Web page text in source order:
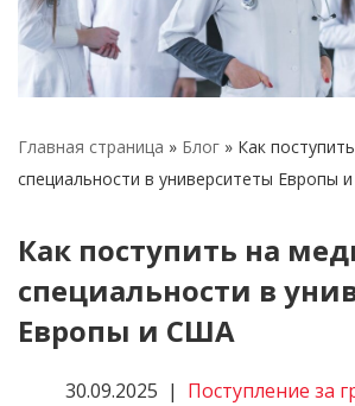
Канада
Кейсы по поступлению
Поступление за границу
США
Турция
Языковые лагеря
Главная страница » Блог » Как
специальности в университеты Европы
Как поступить на
специальности в
Европы и США
30.09.2025 Поступление за